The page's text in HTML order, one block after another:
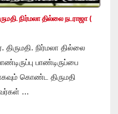
நிர்மலா தில்லை நடராஜா (
நிர்மலா தில்லை
பாண்டிருப்பை
கொண்ட திருமதி
…